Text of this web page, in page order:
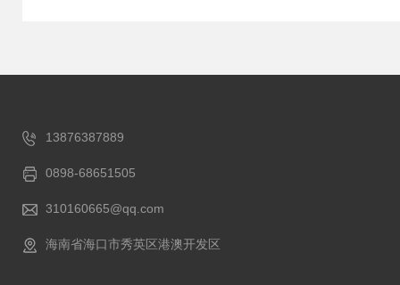
13876387889
0898-68651505
310160665@qq.com
海南省海口市秀英区港澳开发区